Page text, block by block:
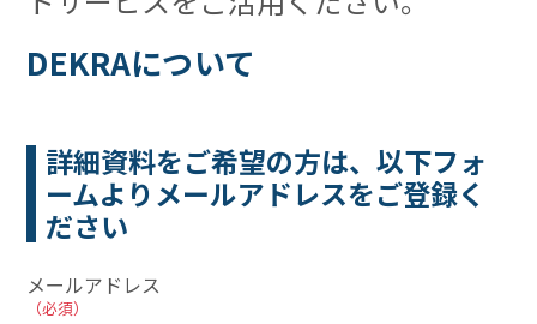
DEKRAについて
詳細資料をご希望の方は、以下フォ
ームよりメールアドレスをご登録く
ださい
メールアドレス
（必須）